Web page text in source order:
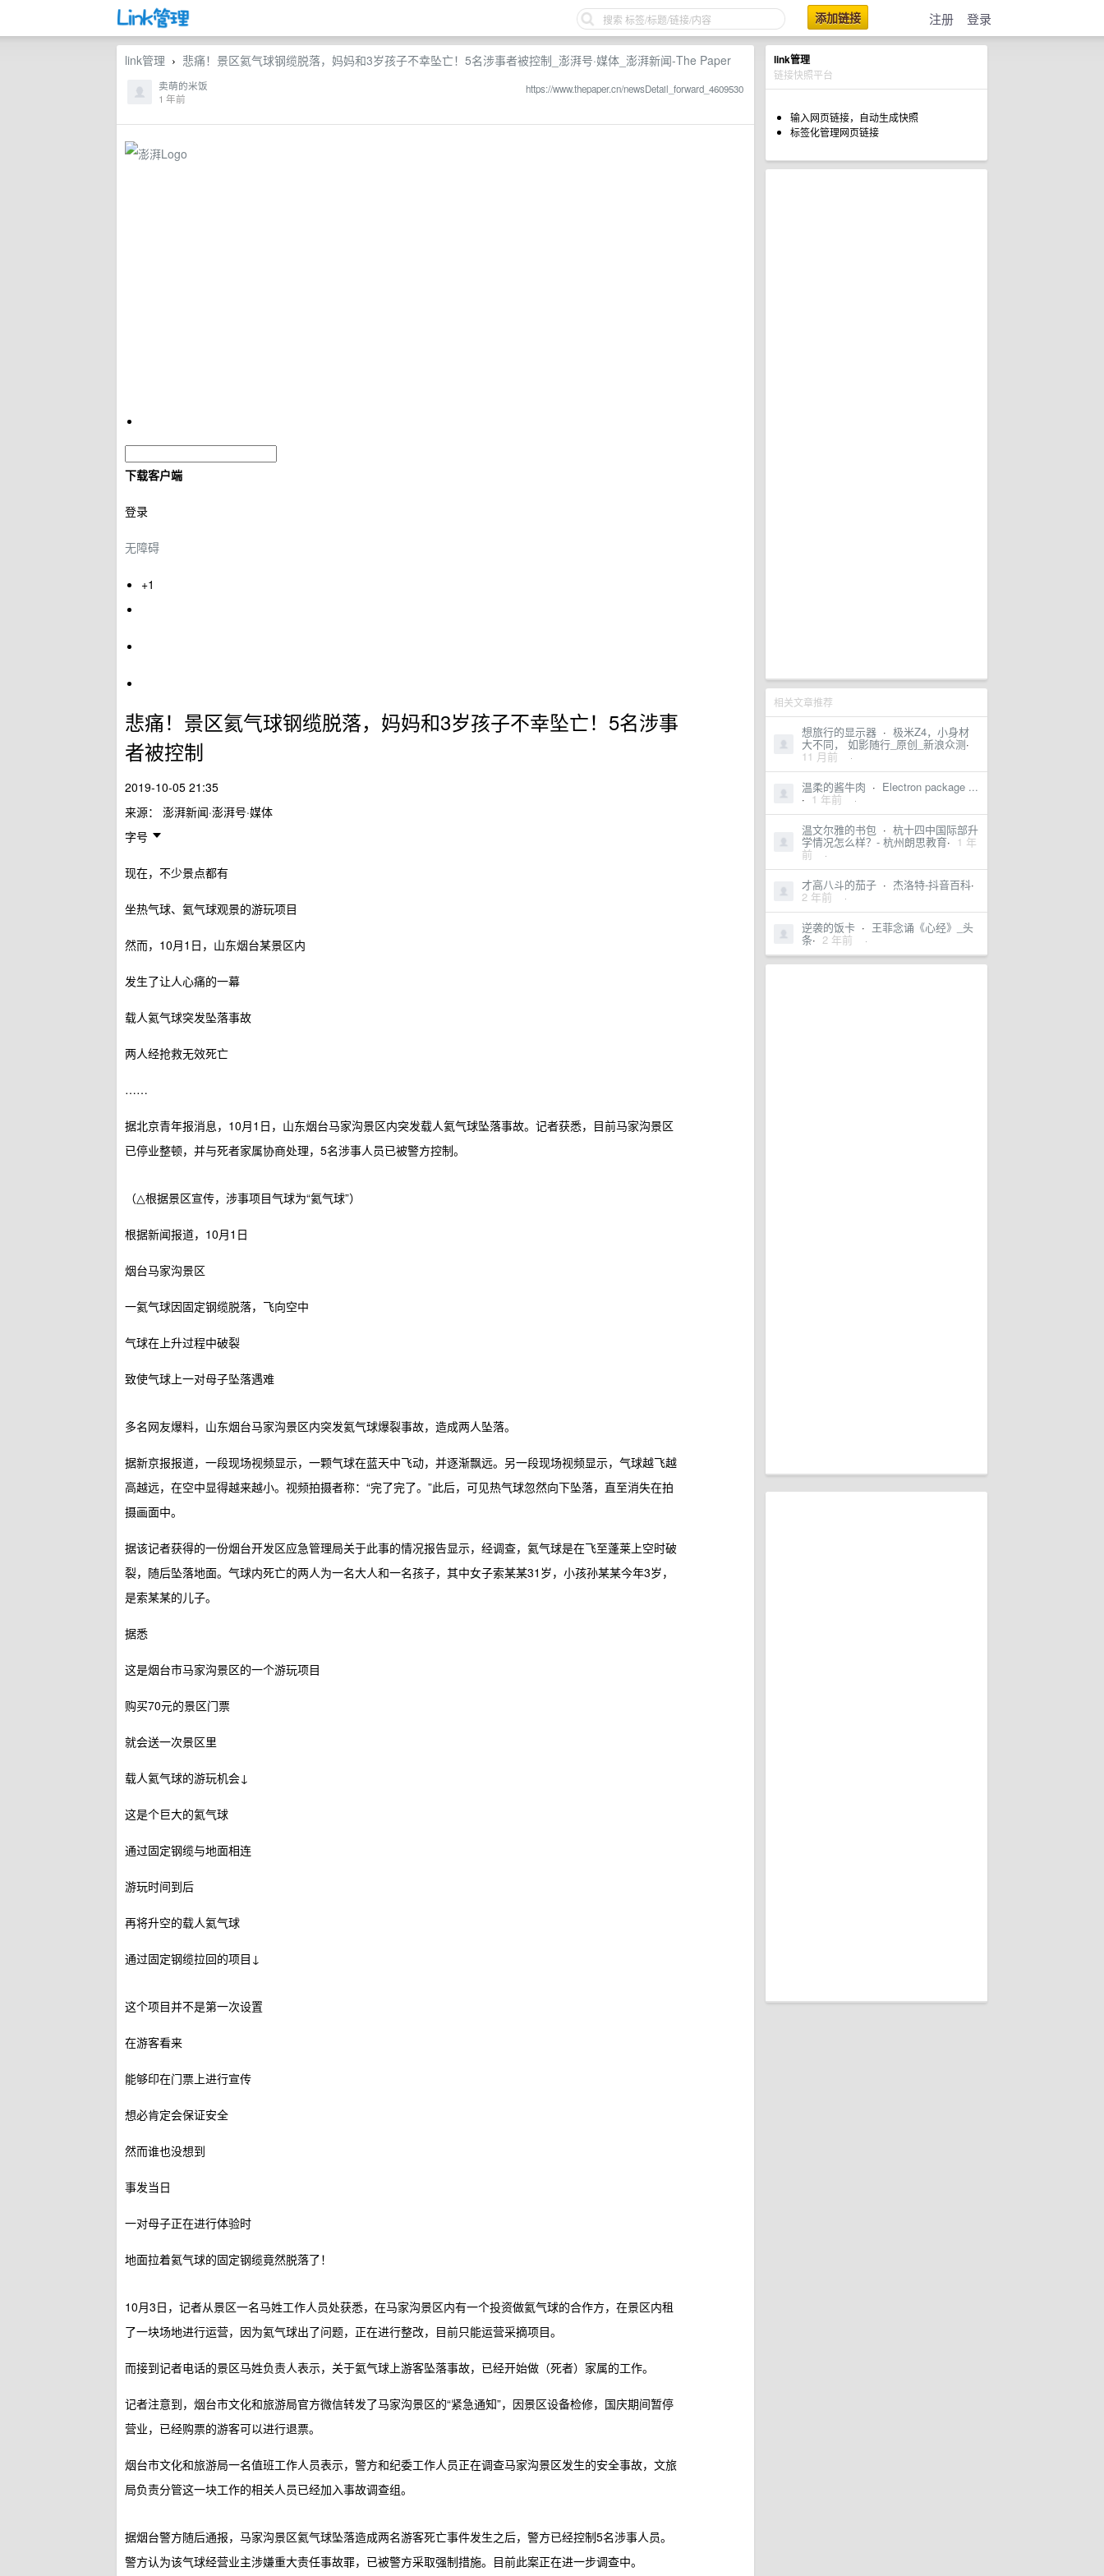
添加链接 注册 登录
link管理
链接快照平台
输入网页链接，自动生成快照
标签化管理网页链接
相关文章推荐
想旅行的显示器 · 极米Z4，小身材
大不同， 如影随行_原创_新浪众测·
11 月前 ·
温柔的酱牛肉 · Electron package ...
· 1 年前 ·
温文尔雅的书包 · 杭十四中国际部升
学情况怎么样？- 杭州朗思教育· 1 年
前 ·
才高八斗的茄子 · 杰洛特-抖音百科·
2 年前 ·
逆袭的饭卡 · 王菲念诵《心经》_头
条· 2 年前 ·
link管理 › 悲痛！景区氦气球钢缆脱落，妈妈和3岁孩子不幸坠亡！5名涉事者被控制_澎湃号·媒体_澎湃新闻-The Paper
https://www.thepaper.cn/newsDetail_forward_4609530
卖萌的米饭
1 年前
下载客户端
登录
无障碍
+1
悲痛！景区氦气球钢缆脱落，妈妈和3岁孩子不幸坠亡！5名涉事
者被控制
2019-10-05 21:35
来源： 澎湃新闻·澎湃号·媒体
字号
现在，不少景点都有
坐热气球、氦气球观景的游玩项目
然而，10月1日，山东烟台某景区内
发生了让人心痛的一幕
载人氦气球突发坠落事故
两人经抢救无效死亡
……
据北京青年报消息，10月1日，山东烟台马家沟景区内突发载人氦气球坠落事故。记者获悉，目前马家沟景区
已停业整顿，并与死者家属协商处理，5名涉事人员已被警方控制。
（△根据景区宣传，涉事项目气球为“氦气球”）
根据新闻报道，10月1日
烟台马家沟景区
一氦气球因固定钢缆脱落，飞向空中
气球在上升过程中破裂
致使气球上一对母子坠落遇难
多名网友爆料，山东烟台马家沟景区内突发氦气球爆裂事故，造成两人坠落。
据新京报报道，一段现场视频显示，一颗气球在蓝天中飞动，并逐渐飘远。另一段现场视频显示，气球越飞越
高越远，在空中显得越来越小。视频拍摄者称：“完了完了。”此后，可见热气球忽然向下坠落，直至消失在拍
摄画面中。
据该记者获得的一份烟台开发区应急管理局关于此事的情况报告显示，经调查，氦气球是在飞至蓬莱上空时破
裂，随后坠落地面。气球内死亡的两人为一名大人和一名孩子，其中女子索某某31岁，小孩孙某某今年3岁，
是索某某的儿子。
据悉
这是烟台市马家沟景区的一个游玩项目
购买70元的景区门票
就会送一次景区里
载人氦气球的游玩机会↓
这是个巨大的氦气球
通过固定钢缆与地面相连
游玩时间到后
再将升空的载人氦气球
通过固定钢缆拉回的项目↓
这个项目并不是第一次设置
在游客看来
能够印在门票上进行宣传
想必肯定会保证安全
然而谁也没想到
事发当日
一对母子正在进行体验时
地面拉着氦气球的固定钢缆竟然脱落了！
10月3日，记者从景区一名马姓工作人员处获悉，在马家沟景区内有一个投资做氦气球的合作方，在景区内租
了一块场地进行运营，因为氦气球出了问题，正在进行整改，目前只能运营采摘项目。
而接到记者电话的景区马姓负责人表示，关于氦气球上游客坠落事故，已经开始做（死者）家属的工作。
记者注意到，烟台市文化和旅游局官方微信转发了马家沟景区的“紧急通知”，因景区设备检修，国庆期间暂停
营业，已经购票的游客可以进行退票。
烟台市文化和旅游局一名值班工作人员表示，警方和纪委工作人员正在调查马家沟景区发生的安全事故，文旅
局负责分管这一块工作的相关人员已经加入事故调查组。
据烟台警方随后通报，马家沟景区氦气球坠落造成两名游客死亡事件发生之后，警方已经控制5名涉事人员。
警方认为该气球经营业主涉嫌重大责任事故罪，已被警方采取强制措施。目前此案正在进一步调查中。